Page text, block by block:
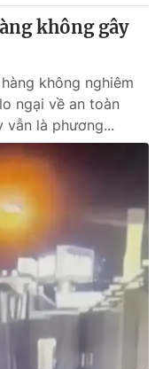
không gây
không nghiêm
ngại về an toàn
vẫn là phương...